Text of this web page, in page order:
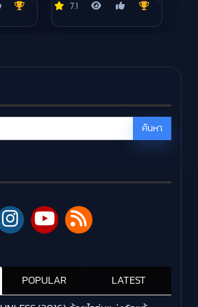
7.1
ค้นหา
POPULAR LATEST